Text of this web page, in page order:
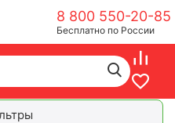
8 800 550-20-85
Бесплатно по России